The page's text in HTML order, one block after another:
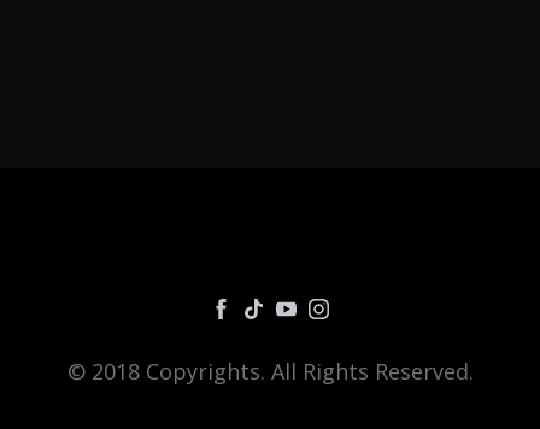
© 2018 Copyrights. All Rights Reserved.